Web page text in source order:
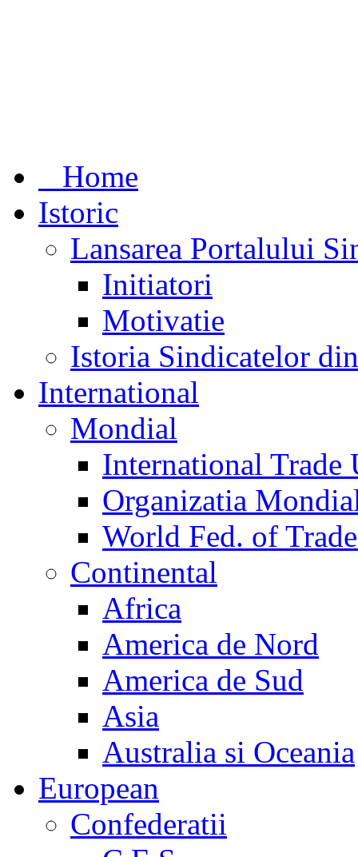
Home
Istoric
Lansarea Portalului
Initiatori
Motivatie
Istoria Sindicatelor
International
Mondial
International Trade
Organizatia
World Fed. of
Continental
Africa
America de Nord
America de Sud
Asia
Australia si Oceania
European
Confederatii